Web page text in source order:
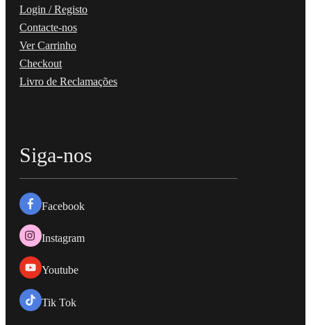
Login / Registo
Contacte-nos
Ver Carrinho
Checkout
Livro de Reclamações
Siga-nos
Facebook
Instagram
Youtube
Tik Tok